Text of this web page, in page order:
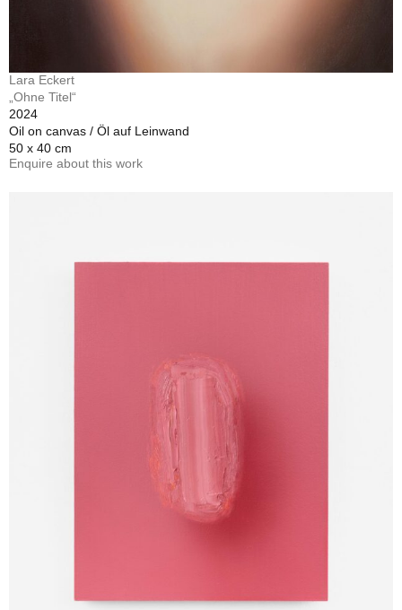
Lara Eckert
„Ohne Titel“
2024
Oil on canvas / Öl auf Leinwand
50 x 40 cm
Enquire about this work